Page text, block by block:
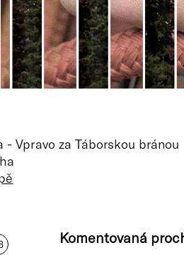
- Vpravo za Táborskou bránou
Komentovaná